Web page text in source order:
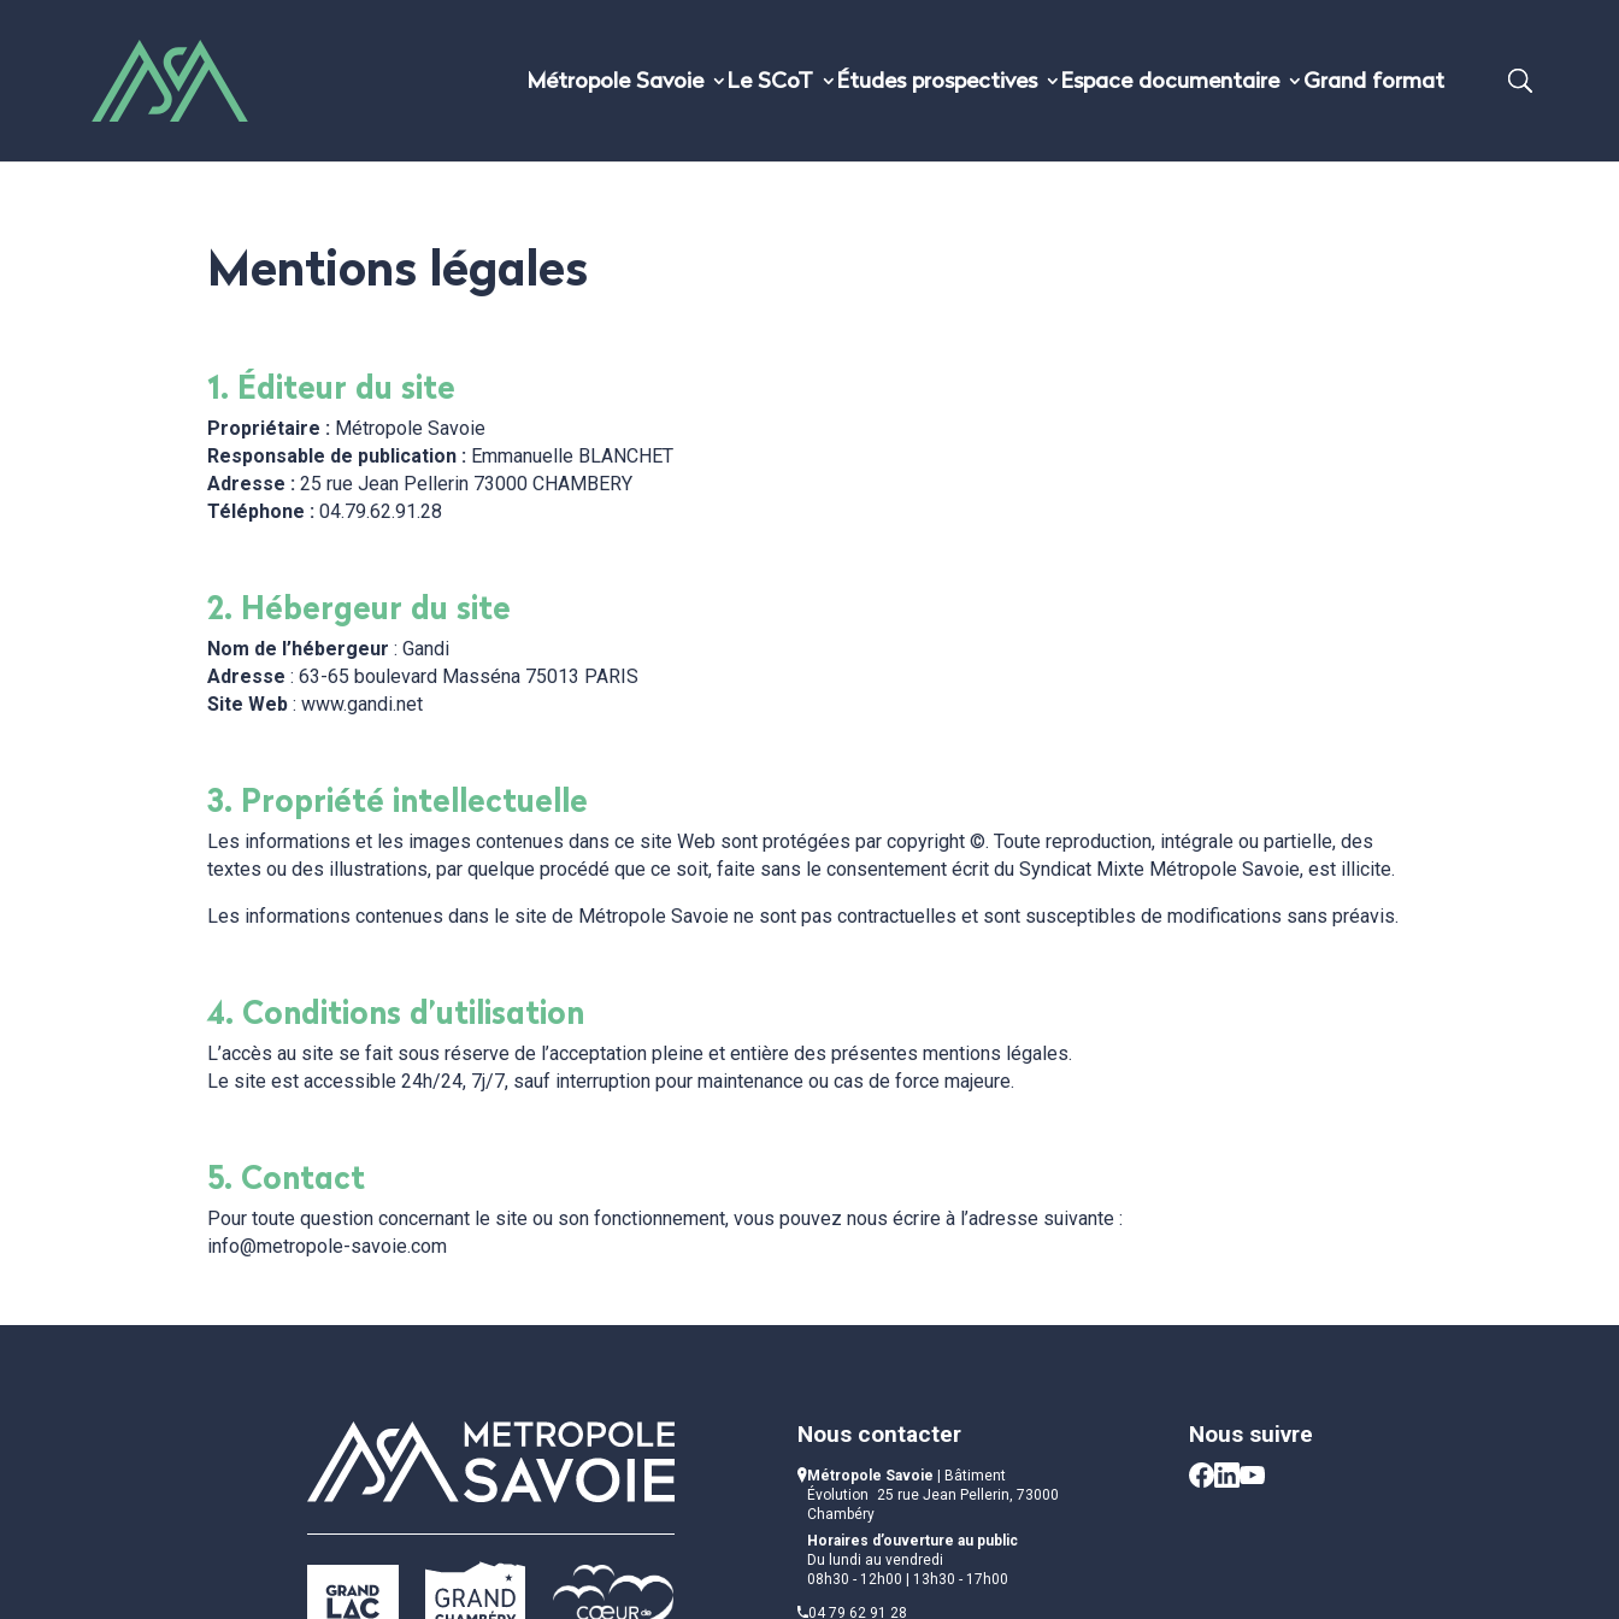
Métropole Savoie Le SCoT Études prospectives Espace documentaire Grand format
Mentions légales
1. Éditeur du site
Propriétaire : Métropole Savoie
Responsable de publication : Emmanuelle BLANCHET
Adresse : 25 rue Jean Pellerin 73000 CHAMBERY
Téléphone : 04.79.62.91.28
2. Hébergeur du site
Nom de l’hébergeur : Gandi
Adresse : 63-65 boulevard Masséna 75013 PARIS
Site Web : www.gandi.net
3. Propriété intellectuelle
Les informations et les images contenues dans ce site Web sont protégées par copyright ©. Toute reproduction, intégrale ou partielle, des
textes ou des illustrations, par quelque procédé que ce soit, faite sans le consentement écrit du Syndicat Mixte Métropole Savoie, est illicite.
Les informations contenues dans le site de Métropole Savoie ne sont pas contractuelles et sont susceptibles de modifications sans préavis.
4. Conditions d’utilisation
L’accès au site se fait sous réserve de l’acceptation pleine et entière des présentes mentions légales.
Le site est accessible 24h/24, 7j/7, sauf interruption pour maintenance ou cas de force majeure.
5. Contact
Pour toute question concernant le site ou son fonctionnement, vous pouvez nous écrire à l’adresse suivante :
info@metropole-savoie.com
Nous contacter
Métropole Savoie | Bâtiment
Évolution 25 rue Jean Pellerin, 73000
Chambéry
Horaires d’ouverture au public
Du lundi au vendredi
08h30 - 12h00 | 13h30 - 17h00
04 79 62 91 28
Nous suivre